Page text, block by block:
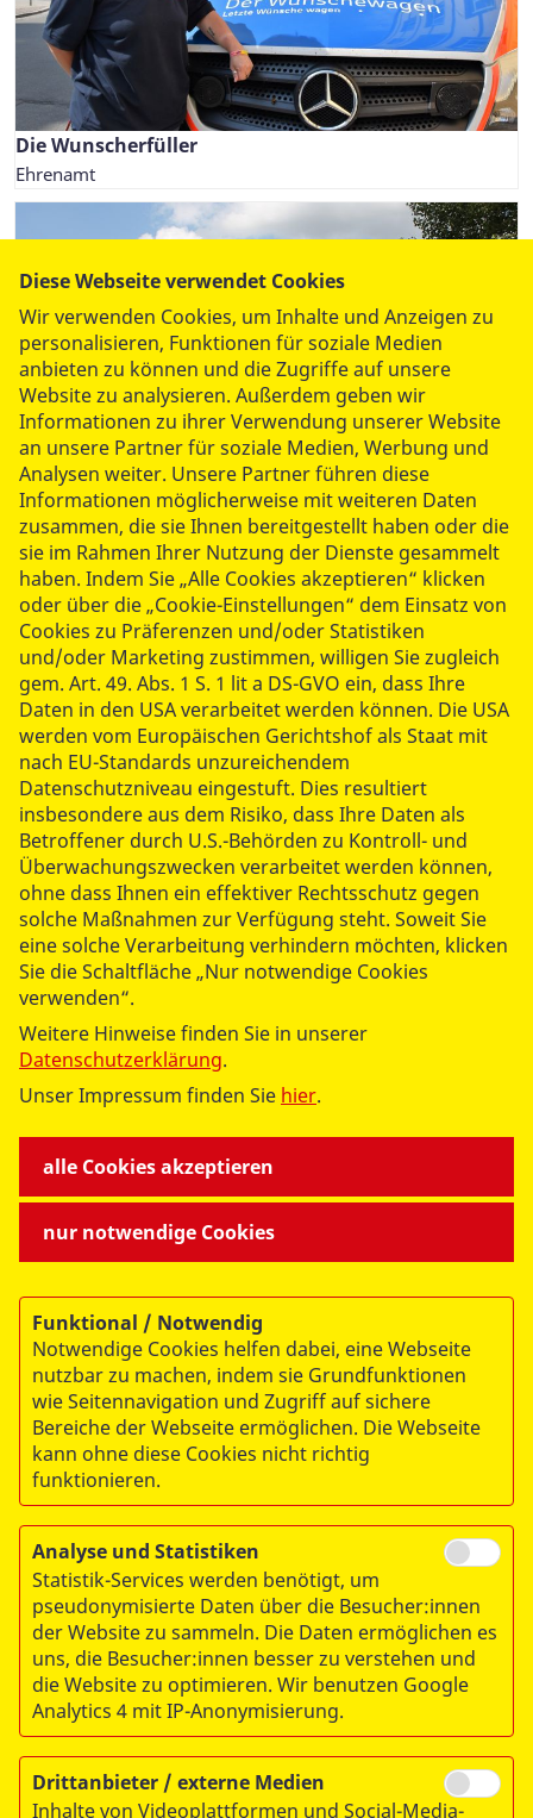
Die Wunscherfüller
Ehrenamt
Helfen Sie mit, Wünsche wahr werden zu lassen!
Unterstützer
datenschutzkonform mitShariff
Luisa Garthof
Koordinatorin ASB-Wünschewagen
Tel.:0391 607443-60
Fax: 0391 607443-29
wuenschewagen@asb-st.de
ASB RV Magdeburg e.V.
Liebknechtstraße 75-77
39110 Magdeburg
Diese Webseite verwendet Cookies
Wir verwenden Cookies, um Inhalte und Anzeigen zu
personalisieren, Funktionen für soziale Medien
anbieten zu können und die Zugriffe auf unsere
Website zu analysieren. Außerdem geben wir
Informationen zu ihrer Verwendung unserer Website
an unsere Partner für soziale Medien, Werbung und
Analysen weiter. Unsere Partner führen diese
Informationen möglicherweise mit weiteren Daten
zusammen, die sie Ihnen bereitgestellt haben oder die
sie im Rahmen Ihrer Nutzung der Dienste gesammelt
haben. Indem Sie „Alle Cookies akzeptieren“ klicken
oder über die „Cookie-Einstellungen“ dem Einsatz von
Cookies zu Präferenzen und/oder Statistiken
und/oder Marketing zustimmen, willigen Sie zugleich
gem. Art. 49. Abs. 1 S. 1 lit a DS-GVO ein, dass Ihre
Daten in den USA verarbeitet werden können. Die USA
werden vom Europäischen Gerichtshof als Staat mit
nach EU-Standards unzureichendem
Datenschutzniveau eingestuft. Dies resultiert
insbesondere aus dem Risiko, dass Ihre Daten als
Betroffener durch U.S.-Behörden zu Kontroll- und
Überwachungszwecken verarbeitet werden können,
ohne dass Ihnen ein effektiver Rechtsschutz gegen
solche Maßnahmen zur Verfügung steht. Soweit Sie
eine solche Verarbeitung verhindern möchten, klicken
Sie die Schaltfläche „Nur notwendige Cookies
verwenden“.
Weitere Hinweise finden Sie in unserer
Datenschutzerklärung.
Unser Impressum finden Sie hier.
nur notwendige Cookies
alle Cookies akzeptieren
Funktional / Notwendig
Notwendige Cookies helfen dabei, eine Webseite
nutzbar zu machen, indem sie Grundfunktionen
wie Seitennavigation und Zugriff auf sichere
Bereiche der Webseite ermöglichen. Die Webseite
kann ohne diese Cookies nicht richtig
funktionieren.
Analyse und Statistiken
Statistik-Services werden benötigt, um
pseudonymisierte Daten über die Besucher:innen
der Website zu sammeln. Die Daten ermöglichen es
uns, die Besucher:innen besser zu verstehen und
die Website zu optimieren. Wir benutzen Google
Analytics 4 mit IP-Anonymisierung.
Drittanbieter / externe Medien
Inhalte von Videoplattformen und Social-Media-